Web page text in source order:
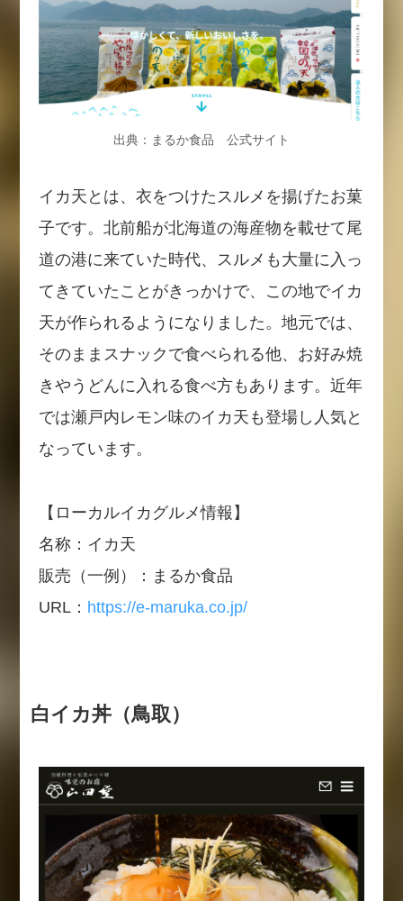
出典：まるか食品 公式サイト
イカ天とは、衣をつけたスルメを揚げたお菓
子です。北前船が北海道の海産物を載せて尾
道の港に来ていた時代、スルメも大量に入っ
てきていたことがきっかけで、この地でイカ
天が作られるようになりました。地元では、
そのままスナックで食べられる他、お好み焼
きやうどんに入れる食べ方もあります。近年
では瀬戸内レモン味のイカ天も登場し人気と
なっています。
【ローカルイカグルメ情報】
名称：イカ天
販売（一例）：まるか食品
URL： https://e-maruka.co.jp/
白イカ丼（鳥取）